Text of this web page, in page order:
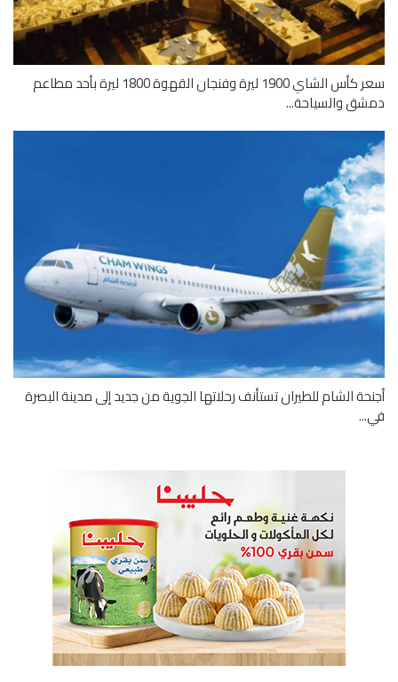
سعر كأس الشاي 1900 ليرة وفنجان القهوة 1800 ليرة بأحد مطاعم
والسياحة...
الشام للطيران تستأنف رحلاتها الجوية من جديد إلى مدينة البصرة